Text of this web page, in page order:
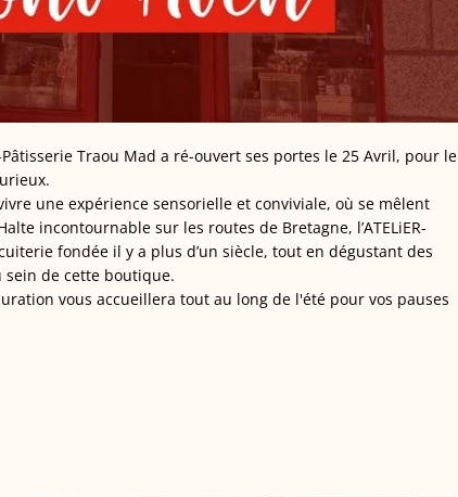
Traou Mad a ré-ouvert ses portes le 25 Avril, pour le
une expérience sensorielle et conviviale, où se mêlent
incontournable sur les routes de Bretagne, l’ATELiER-
fondée il y a plus d’un siècle, tout en dégustant des
de cette boutique.
vous accueillera tout au long de l'été pour vos pauses